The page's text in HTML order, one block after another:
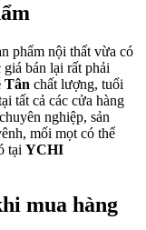
phẩm nội thất vừa có
bán lại rất phải
Tân chất lượng, tuổi
tất cả các cửa hàng
nghiệp, sản
mối mọt có thể
tại YCHI
mua hàng